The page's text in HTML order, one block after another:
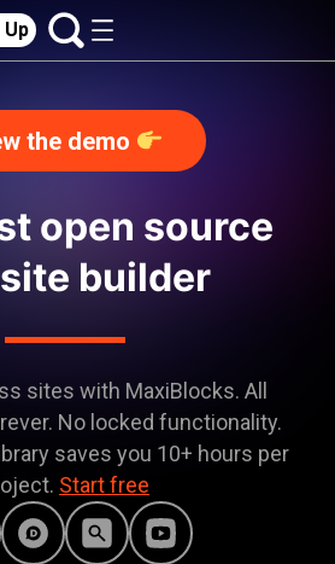
Up
the demo
open source
builder
sites with MaxiBlocks. All
No locked functionality.
saves you 10+ hours per
Start free